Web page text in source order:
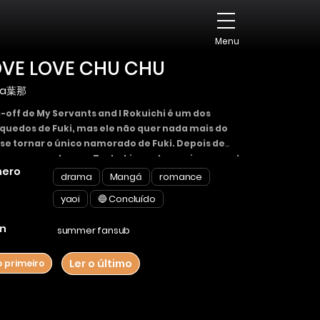
Menu
LOVE CHU CHU
葉那
off de My Servants and I Rokuichi é um dos
de Fuki, mas ele não quer nada mais do
tornar o único namorado de Fuki. Depois de
um acordo com Tsubaki, o outro amigo sexual
Rokuichi vai a um encontro solo com Fuki
primeira vez. Rokuichi pode conquistar o
de Fuki?
drama Mangá
romance
yaoi
🔵 Concluído
summer fansub
primeiro Ler o último